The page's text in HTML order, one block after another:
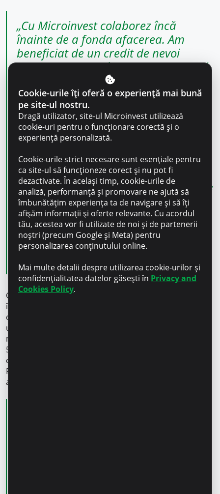
„Cu Microinvest colaborez încă
înainte de a fonda afacerea. Am
beneficiat de un credit de nevoi
personale. Apoi când ne-am lansat și
aveam nevoie de capital, am apelat
fără ezitare tot la ei. Îi recomand cu
încredere tuturor cunoscuților, mai
ales antreprenorilor. Suportul lor a
fost foarte important în dezvoltarea
profesioniști, iar asta se observă atât
prin serviciile financiare responsabile
pe care le oferă, cât și evoluția lor toți
acești ani. Au crescut frumos și zilnic
susțin și alte afaceri ca să se
dezvolte.”
Ion Anghel, fondator Laminat Decor,
Observând lipsa activităților educaționale pentru copii
în orașele mici, tânăra antreprenoare, Dana Golban, a
decis să creeze un centru educațional pentru copii,
unde aceștia să-și dezvolte abilitățile esențiale prin
metode moderne și captivante de învățare. Astfel, acum
5 ani a lansat o academie pentru copii cu vârsta
cuprinsă între 4 și 14 ani în orașul său natal – Drochia.
Pentru a-și dezvolta și extinde afacerea în noi locații,
antreprenoarea a apelat la Microinvest.
Cookie-urile îți oferă o experiență mai bună
pe site-ul nostru.
Dragă utilizator, site-ul Microinvest utilizează
cookie-uri pentru o funcționare corectă și o
experiență personalizată.
Cookie-urile strict necesare sunt esențiale pentru
ca site-ul să funcționeze corect și nu pot fi
dezactivate. În același timp, cookie-urile de
analiză, performanță și promovare ne ajută să
îmbunătățim experiența ta de navigare și să îți
afișăm informații și oferte relevante. Cu acordul
tău, acestea vor fi utilizate de noi și de partenerii
noștri (precum Google și Meta) pentru
personalizarea conținutului online.
Mai multe detalii despre utilizarea cookie-urilor și
confidențialitatea datelor găsești în Privacy and
Cookies Policy.